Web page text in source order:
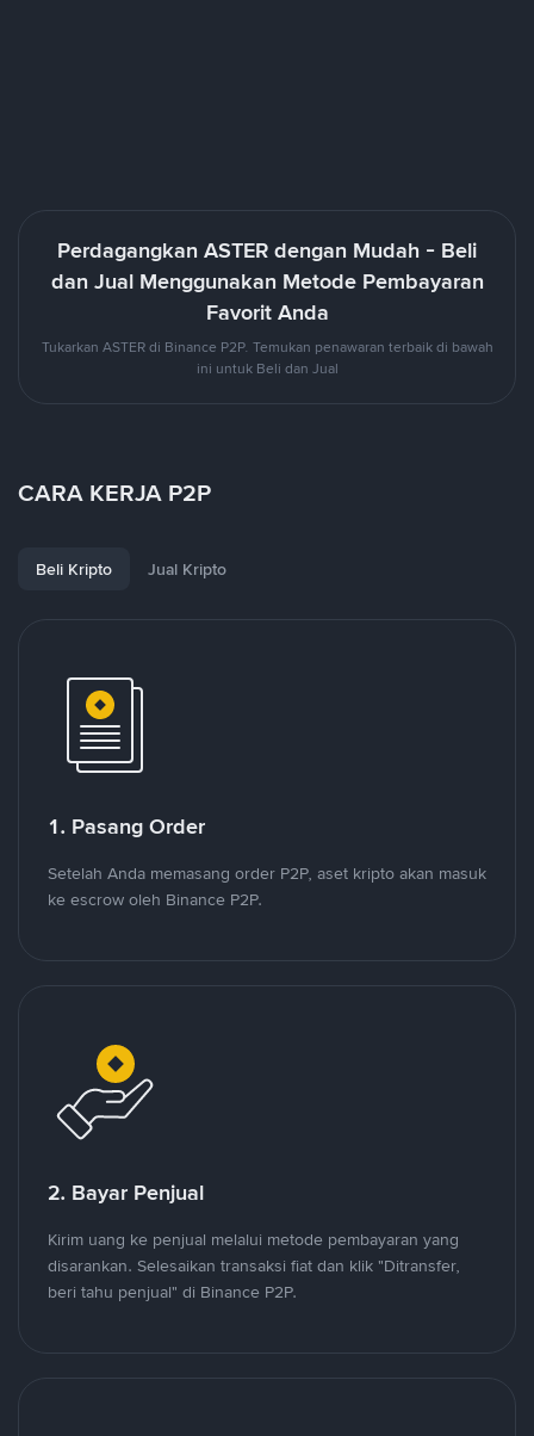
Perdagangkan ASTER dengan Mudah - Beli
dan Jual Menggunakan Metode Pembayaran
Favorit Anda
Tukarkan ASTER di Binance P2P. Temukan penawaran terbaik di bawah
ini untuk Beli dan Jual
CARA KERJA P2P
Beli Kripto Jual Kripto
1. Pasang Order
Setelah Anda memasang order P2P, aset kripto akan masuk
ke escrow oleh Binance P2P.
2. Bayar Penjual
Kirim uang ke penjual melalui metode pembayaran yang
disarankan. Selesaikan transaksi fiat dan klik "Ditransfer,
beri tahu penjual" di Binance P2P.